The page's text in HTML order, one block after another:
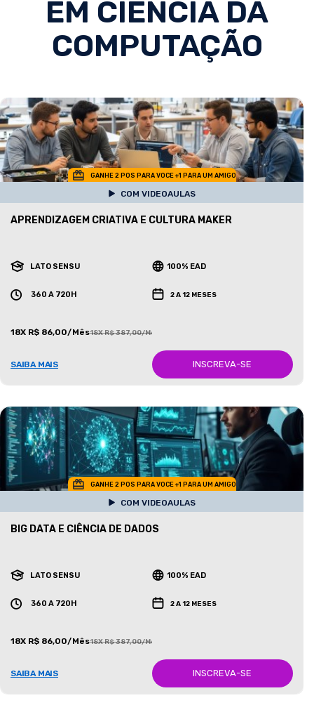
EM CIÊNCIA DA
COMPUTAÇÃO
GANHE 2 POS PARA VOCE +1 PARA UM AMIGO
COM VIDEOAULAS
APRENDIZAGEM CRIATIVA E CULTURA MAKER
LATO SENSU 100% EAD
360 A 720H 2 A 12 MESES
18X R$ 86,00/Mês18X R$ 387,00/Mês
SAIBA MAIS INSCREVA-SE
GANHE 2 POS PARA VOCE +1 PARA UM AMIGO
COM VIDEOAULAS
BIG DATA E CIÊNCIA DE DADOS
LATO SENSU 100% EAD
360 A 720H 2 A 12 MESES
18X R$ 86,00/Mês18X R$ 387,00/Mês
SAIBA MAIS INSCREVA-SE